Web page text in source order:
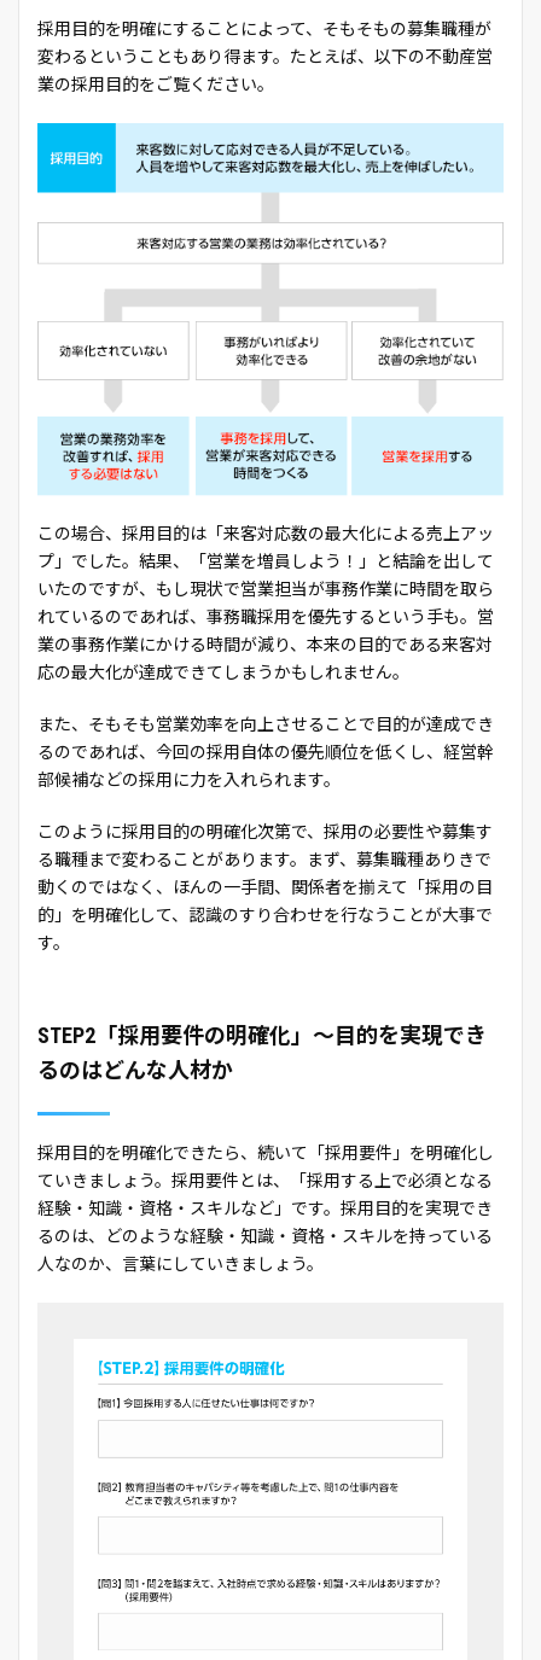
採用目的を明確にすることによって、そもそもの募集職種が
変わるということもあり得ます。たとえば、以下の不動産営
業の採用目的をご覧ください。
この場合、採用目的は「来客対応数の最大化による売上アッ
プ」でした。結果、「営業を増員しよう！」と結論を出して
いたのですが、もし現状で営業担当が事務作業に時間を取ら
れているのであれば、事務職採用を優先するという手も。営
業の事務作業にかける時間が減り、本来の目的である来客対
応の最大化が達成できてしまうかもしれません。
また、そもそも営業効率を向上させることで目的が達成でき
るのであれば、今回の採用自体の優先順位を低くし、経営幹
部候補などの採用に力を入れられます。
このように採用目的の明確化次第で、採用の必要性や募集す
る職種まで変わることがあります。まず、募集職種ありきで
動くのではなく、ほんの一手間、関係者を揃えて「採用の目
的」を明確化して、認識のすり合わせを行なうことが大事で
す。
STEP2「採用要件の明確化」～目的を実現でき
るのはどんな人材か
採用目的を明確化できたら、続いて「採用要件」を明確化し
ていきましょう。採用要件とは、「採用する上で必須となる
経験・知識・資格・スキルなど」です。採用目的を実現でき
るのは、どのような経験・知識・資格・スキルを持っている
人なのか、言葉にしていきましょう。